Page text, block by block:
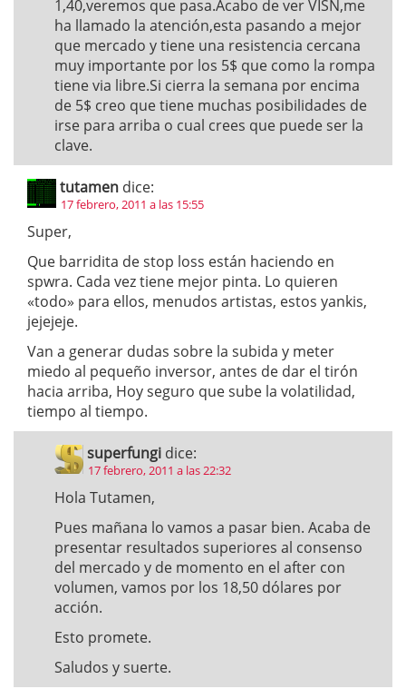
1,40,veremos que pasa.Acabo de ver VISN,me
ha llamado la atención,esta pasando a mejor
que mercado y tiene una resistencia cercana
muy importante por los 5$ que como la rompa
tiene via libre.Si cierra la semana por encima
de 5$ creo que tiene muchas posibilidades de
irse para arriba o cual crees que puede ser la
clave.
tutamen dice:
17 febrero, 2011 a las 15:55
Super,
Que barridita de stop loss están haciendo en
spwra. Cada vez tiene mejor pinta. Lo quieren
«todo» para ellos, menudos artistas, estos yankis,
jejejeje.
Van a generar dudas sobre la subida y meter
miedo al pequeño inversor, antes de dar el tirón
hacia arriba, Hoy seguro que sube la volatilidad,
tiempo al tiempo.
superfungi dice:
17 febrero, 2011 a las 22:32
Hola Tutamen,
Pues mañana lo vamos a pasar bien. Acaba de
presentar resultados superiores al consenso
del mercado y de momento en el after con
volumen, vamos por los 18,50 dólares por
acción.
Esto promete.
Saludos y suerte.